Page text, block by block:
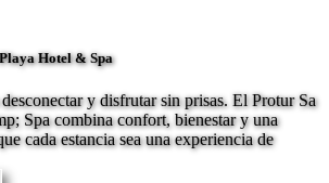
Hotel & Spa
y disfrutar sin prisas. El Protur Sa
Spa combina confort, bienestar y una
cada estancia sea una experiencia de